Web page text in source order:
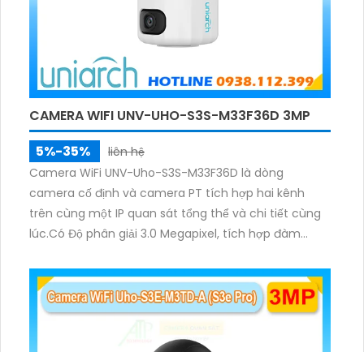
CAMERA WIFI UNV-UHO-S3S-M33F36D 3MP
5%-35%
liên hệ
Camera WiFi UNV-Uho-S3S-M33F36D là dòng
camera cố định và camera PT tích hợp hai kênh
trên cùng một IP quan sát tổng thể và chi tiết cùng
lúc.Có Độ phân giải 3.0 Megapixel, tích hợp đàm
sáng ấm lên đến 10m.